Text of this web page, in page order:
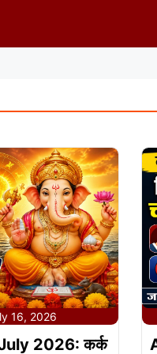
16, 2026
2026: कर्क